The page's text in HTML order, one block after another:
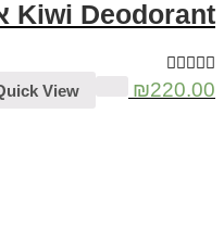
Kiwi Deodorant אריזת חיסכון 2 Kiwi
₪220.00
Quick View